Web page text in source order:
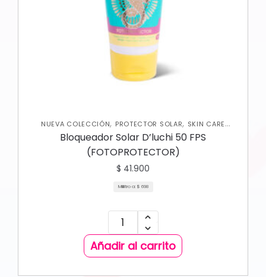
NUEVA COLECCIÓN, PROTECTOR SOLAR, SKIN CARE
CORPORAL,SKIN CARE FACIAL
Bloqueador Solar D’luchi 50 FPS
(FOTOPROTECTOR)
$ 41.900
Mililitro a: $ 698
Añadir al carrito